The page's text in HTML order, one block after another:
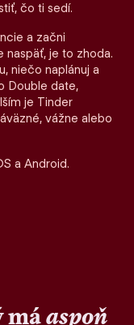
čo ti sedí.
a začni
naspäť, je to zhoda.
niečo naplánuj a
Double date,
je Tinder
vážne alebo
a Android.
máaspoň